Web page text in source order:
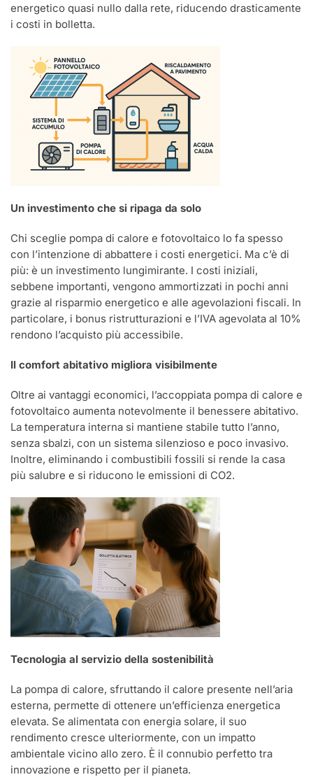
energetico quasi nullo dalla rete, riducendo drasticamente
i costi in bolletta.
Un investimento che si ripaga da solo
Chi sceglie pompa di calore e fotovoltaico lo fa spesso
con l’intenzione di abbattere i costi energetici. Ma c’è di
più: è un investimento lungimirante. I costi iniziali,
sebbene importanti, vengono ammortizzati in pochi anni
grazie al risparmio energetico e alle agevolazioni fiscali. In
particolare, i bonus ristrutturazioni e l’IVA agevolata al 10%
rendono l’acquisto più accessibile.
Il comfort abitativo migliora visibilmente
Oltre ai vantaggi economici, l’accoppiata pompa di calore e
fotovoltaico aumenta notevolmente il benessere abitativo.
La temperatura interna si mantiene stabile tutto l’anno,
senza sbalzi, con un sistema silenzioso e poco invasivo.
Inoltre, eliminando i combustibili fossili si rende la casa
più salubre e si riducono le emissioni di CO2.
Tecnologia al servizio della sostenibilità
La pompa di calore, sfruttando il calore presente nell’aria
esterna, permette di ottenere un’efficienza energetica
elevata. Se alimentata con energia solare, il suo
rendimento cresce ulteriormente, con un impatto
ambientale vicino allo zero. È il connubio perfetto tra
innovazione e rispetto per il pianeta.